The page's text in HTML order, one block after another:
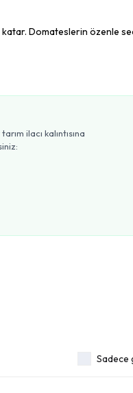
Domateslerin özenle
ilacı kalıntısına
Sadece